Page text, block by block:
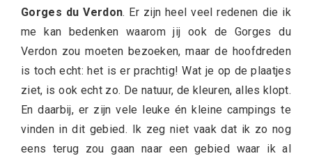
Gorges du Verdon. Er zijn heel veel redenen die ik
me kan bedenken waarom jij ook de Gorges du
Verdon zou moeten bezoeken, maar de hoofdreden
is toch echt: het is er prachtig! Wat je op de plaatjes
ziet, is ook echt zo. De natuur, de kleuren, alles klopt.
En daarbij, er zijn vele leuke én kleine campings te
vinden in dit gebied. Ik zeg niet vaak dat ik zo nog
eens terug zou gaan naar een gebied waar ik al